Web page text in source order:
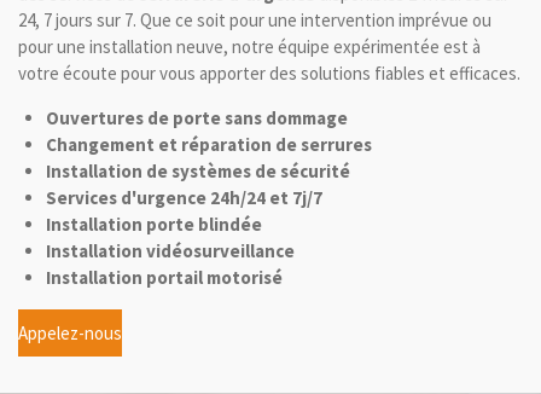
24, 7 jours sur 7. Que ce soit pour une intervention imprévue ou
pour une installation neuve, notre équipe expérimentée est à
votre écoute pour vous apporter des solutions fiables et efficaces.
Ouvertures de porte sans dommage
Changement et réparation de serrures
Installation de systèmes de sécurité
Services d'urgence 24h/24 et 7j/7
Installation porte blindée
Installation vidéosurveillance
Installation portail motorisé
Appelez-nous